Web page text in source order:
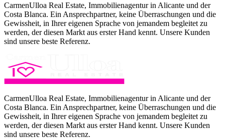
CarmenUlloa Real Estate, Immobilienagentur in Alicante und der
Costa Blanca. Ein Ansprechpartner, keine Überraschungen und die
Gewissheit, in Ihrer eigenen Sprache von jemandem begleitet zu
werden, der diesen Markt aus erster Hand kennt. Unsere Kunden
sind unsere beste Referenz.
CarmenUlloa Real Estate, Immobilienagentur in Alicante und der
Costa Blanca. Ein Ansprechpartner, keine Überraschungen und die
Gewissheit, in Ihrer eigenen Sprache von jemandem begleitet zu
werden, der diesen Markt aus erster Hand kennt. Unsere Kunden
sind unsere beste Referenz.